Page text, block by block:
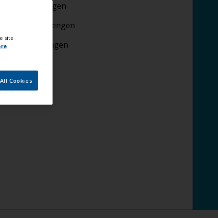
aanbrengen
aanbrengen
aanbrengen
site
Cookies